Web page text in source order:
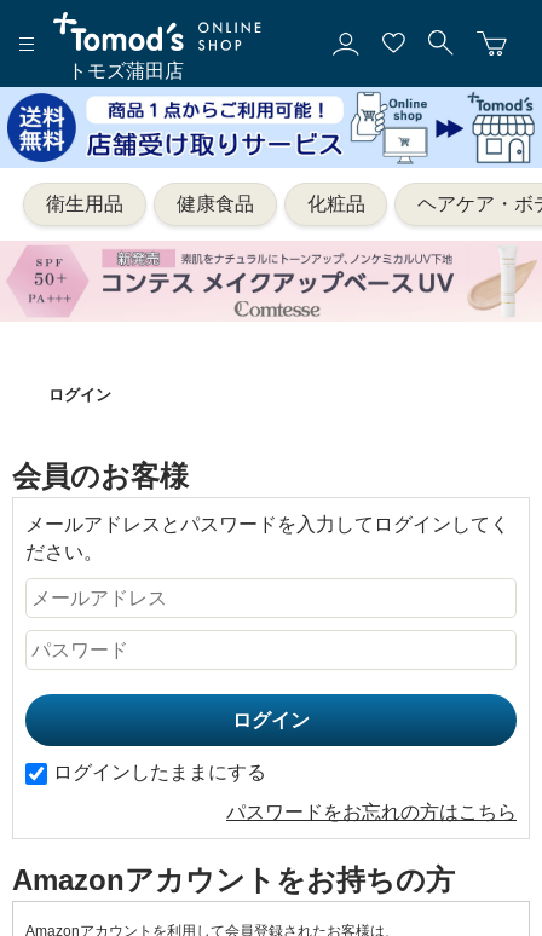
トモズ蒲田店
衛生用品 健康食品 化粧品 ヘアケア・ボ
ログイン
会員のお客様
メールアドレスとパスワードを入力してログインしてく
ださい。
ログインしたままにする
パスワードをお忘れの方はこちら
Amazonアカウントをお持ちの方
Amazonアカウントを利用して会員登録されたお客様は、